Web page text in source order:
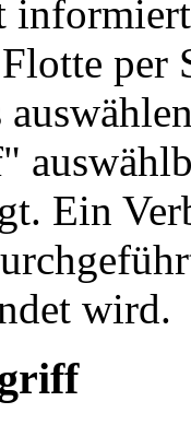
per
Ein
wird.